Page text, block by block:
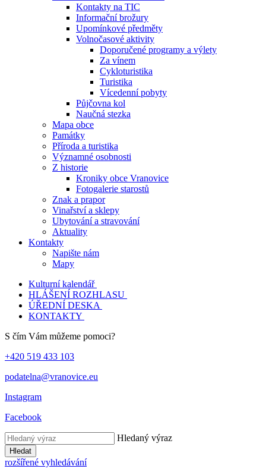
Kontakty na TIC
Informační brožury
Upomínkové předměty
Volnočasové aktivity
Doporučené programy a výlety
Za vínem
Cykloturistika
Turistika
Vícedenní pobyty
Půjčovna kol
Naučná stezka
Mapa obce
Památky
Příroda a turistika
Významné osobnosti
Z historie
Kroniky obce Vranovice
Fotogalerie starostů
Znak a prapor
Vinařství a sklepy
Ubytování a stravování
Aktuality
Kontakty
Napište nám
Mapy
Kulturní kalendář
HLÁŠENÍ ROZHLASU
ÚŘEDNÍ DESKA
KONTAKTY
S čím Vám můžeme pomoci?
+420 519 433 103
podatelna@vranovice.eu
Instagram
Facebook
Hledaný výraz
Hledat
rozšířené vyhledávání